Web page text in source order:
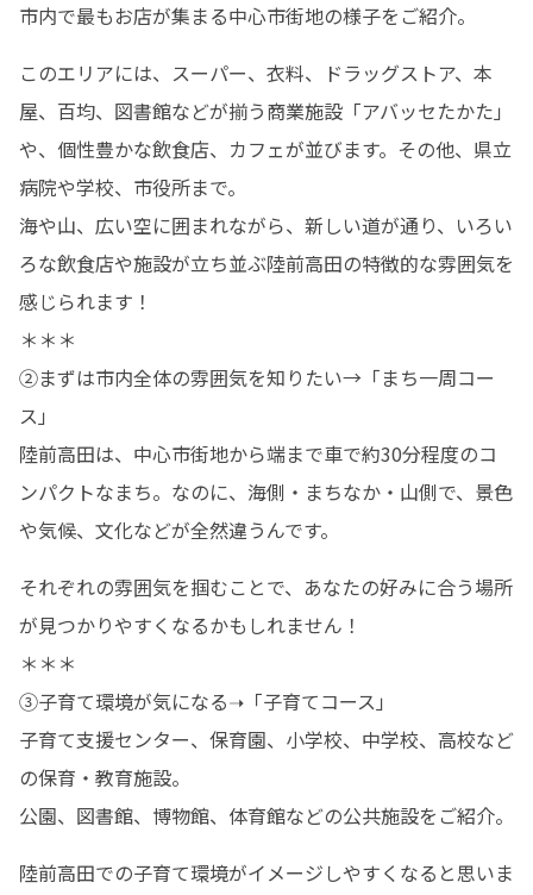
市内で最もお店が集まる中心市街地の様子をご紹介。
このエリアには、スーパー、衣料、ドラッグストア、本
屋、百均、図書館などが揃う商業施設「アバッセたかた」
や、個性豊かな飲食店、カフェが並びます。その他、県立
病院や学校、市役所まで。
海や山、広い空に囲まれながら、新しい道が通り、いろい
ろな飲食店や施設が立ち並ぶ陸前高田の特徴的な雰囲気を
感じられます！
＊＊＊
②まずは市内全体の雰囲気を知りたい→「まち一周コー
ス」
陸前高田は、中心市街地から端まで車で約30分程度のコ
ンパクトなまち。なのに、海側・まちなか・山側で、景色
や気候、文化などが全然違うんです。
それぞれの雰囲気を掴むことで、あなたの好みに合う場所
が見つかりやすくなるかもしれません！
＊＊＊
③子育て環境が気になる➝「子育てコース」
子育て支援センター、保育園、小学校、中学校、高校など
の保育・教育施設。
公園、図書館、博物館、体育館などの公共施設をご紹介。
陸前高田での子育て環境がイメージしやすくなると思いま